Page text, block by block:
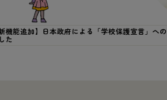
新機能追加】日本政府による「学校保護宣言」
た